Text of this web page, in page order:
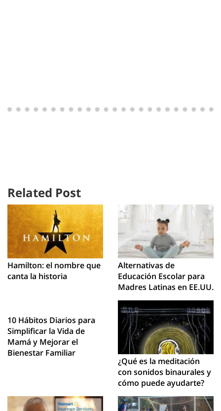
Related Post
Hamilton: el nombre que
canta la historia
Alternativas de
Educación Escolar para
Madres Latinas en EE.UU.
10 Hábitos Diarios para
Simplificar la Vida de
Mamá y Mejorar el
Bienestar Familiar
¿Qué es la meditación
con sonidos binaurales y
cómo puede ayudarte?